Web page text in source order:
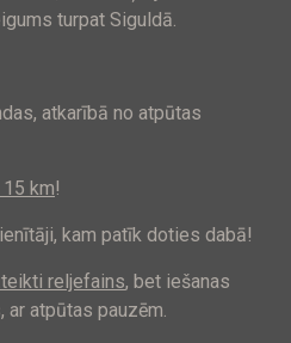
turpat Siguldā.
atkarībā no atpūtas
km!
kam patīk doties dabā!
reljefains, bet iešanas
atpūtas pauzēm.